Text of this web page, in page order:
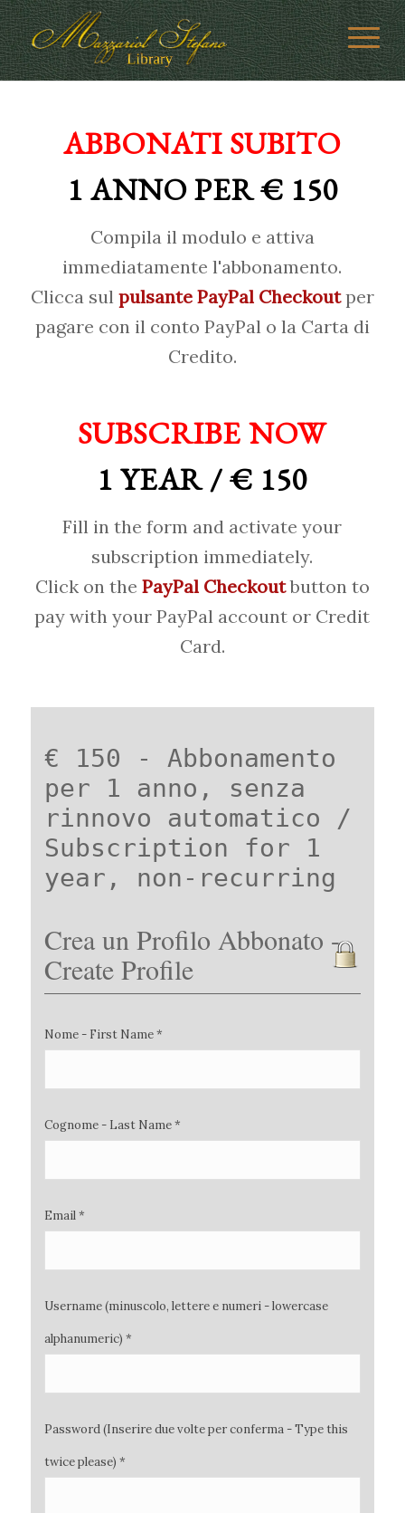
ABBONATI SUBITO
1 ANNO PER € 150
Compila il modulo e attiva
immediatamente l'abbonamento.
Clicca sul pulsante PayPal Checkoutper
pagare con il conto PayPal o la Carta di
Credito.
SUBSCRIBE NOW
1 YEAR / € 150
Fill in the form and activate your
subscription immediately.
Click on the PayPal Checkoutbutton to
pay with your PayPal account or Credit
Card.
€ 150 - Abbonamento
per 1 anno, senza
rinnovo automatico /
Subscription for 1
year, non-recurring
Crea un Profilo Abbonato -
Create Profile
Nome - First Name *
Cognome - Last Name *
Email *
Username (minuscolo, lettere e numeri - lowercase
alphanumeric) *
Password (Inserire due volte per conferma - Type this
twice please) *